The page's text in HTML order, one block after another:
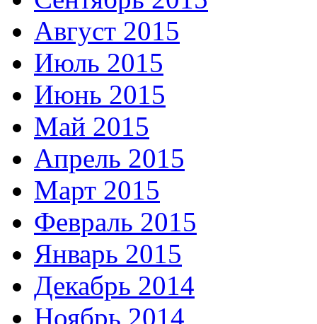
Август 2015
Июль 2015
Июнь 2015
Май 2015
Апрель 2015
Март 2015
Февраль 2015
Январь 2015
Декабрь 2014
Ноябрь 2014